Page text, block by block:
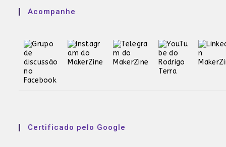
Acompanhe
Certificado pelo Google